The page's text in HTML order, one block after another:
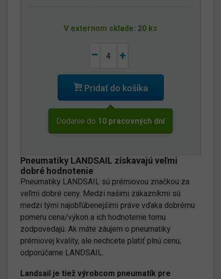
V externom sklade: 20 ks
– +
Pridať do košíka
Dodanie do 10 pracovných dní
Pneumatiky LANDSAIL získavajú veľmi
dobré hodnotenie
Pneumatiky LANDSAIL sú prémiovou značkou za
veľmi dobré ceny. Medzi našimi zákazníkmi sú
medzi tými najobľúbenejšími práve vďaka dobrému
pomeru cena/výkon a ich hodnotenie tomu
zodpovedajú. Ak máte záujem o pneumatiky
prémiovej kvality, ale nechcete platiť plnú cenu,
odporúčame LANDSAIL.
Landsail je tiež výrobcom pneumatík pre